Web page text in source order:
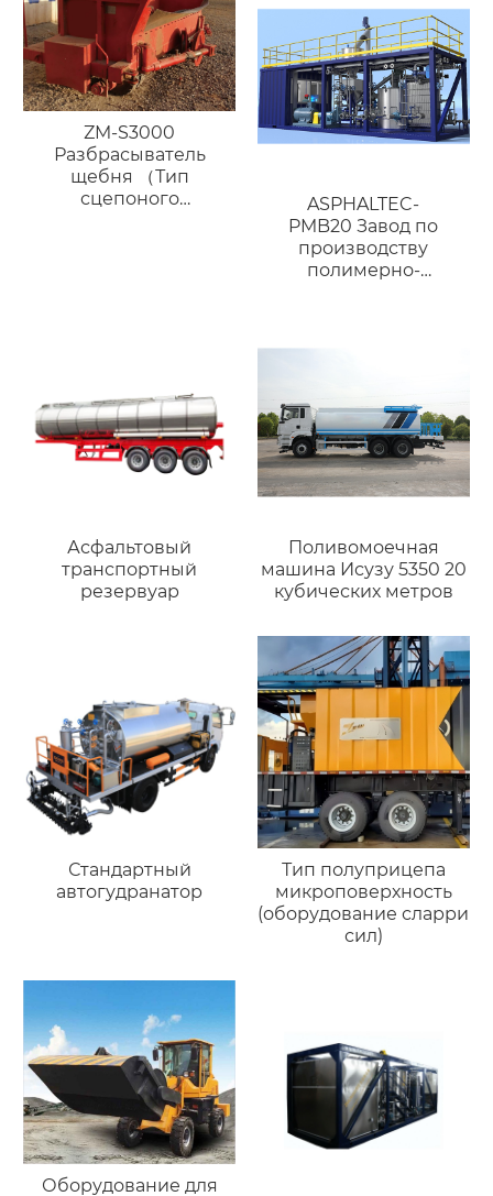
ZM-S3000
Разбрасыватель
щебня （Тип
сцепоного
ASPHALTEC-
PMB20 Завод по
производству
полимерно-
Асфальтовый
транспортный
резервуар
Поливомоечная
машина Исузу 5350 20
кубических метров
Стандартный
автогудранатор
Тип полуприцепа
микроповерхность
(оборудование сларри
сил)
Оборудование для